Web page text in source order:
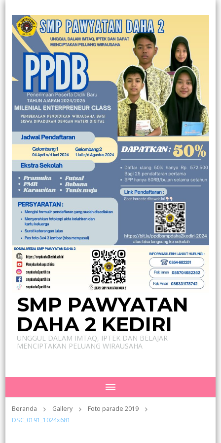
SMP PAWYATAN
DAHA 2 KEDIRI
UNGGUL DALAM IMTAQ, IPTEK DAN BELAJAR
MENCIPTAKAN PELUANG WIRAUSAHA
Beranda Gallery
Foto parade 2019
DSC_0191_1024x681